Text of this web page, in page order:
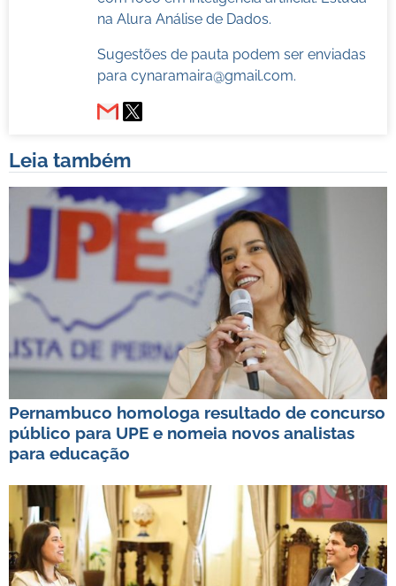
na Alura Análise de Dados.
Sugestões de pauta podem ser enviadas
para cynaramaira@gmail.com.
Leia também
Pernambuco homologa resultado de concurso
público para UPE e nomeia novos analistas
para educação